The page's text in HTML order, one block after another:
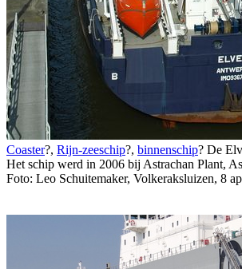
Coaster?, Rijn-zeeschip?, binnenschip? De
Het schip werd in 2006 bij Astrachan Plant,
Foto: Leo Schuitemaker, Volkeraksluizen, 8